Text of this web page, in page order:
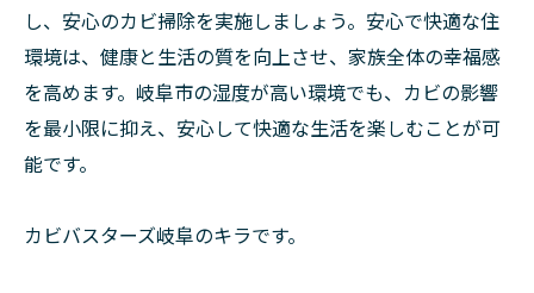
し、安心のカビ掃除を実施しましょう。安心で快適な住
環境は、健康と生活の質を向上させ、家族全体の幸福感
を高めます。岐阜市の湿度が高い環境でも、カビの影響
を最小限に抑え、安心して快適な生活を楽しむことが可
能です。
カビバスターズ岐阜のキラです。